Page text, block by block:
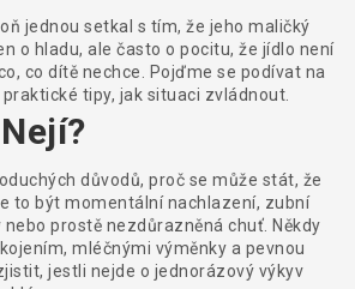
jednou setkal s tím, že jeho maličký
o hladu, ale často o pocitu, že jídlo není
co dítě nechce. Pojďme se podívat na
tipy, jak situaci zvládnout.
důvodů, proč se může stát, že
to být momentální nachlazení, zubní
prostě nezdůrazněná chuť. Někdy
mléčnými výměnky a pevnou
jestli nejde o jednorázový výkyv